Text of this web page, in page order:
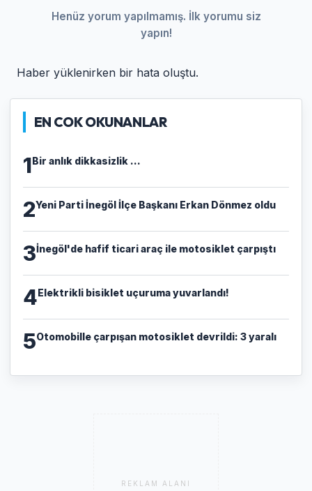
Henüz yorum yapılmamış. İlk yorumu siz
yapın!
Haber yüklenirken bir hata oluştu.
EN COK OKUNANLAR
1Bir anlık dikkasizlik ...
2Yeni Parti İnegöl İlçe Başkanı Erkan Dönmez oldu
3İnegöl'de hafif ticari araç ile motosiklet çarpıştı
4Elektrikli bisiklet uçuruma yuvarlandı!
5Otomobille çarpışan motosiklet devrildi: 3 yaralı
REKLAM ALANI